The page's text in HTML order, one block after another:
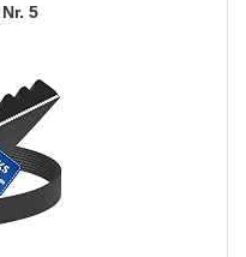
5